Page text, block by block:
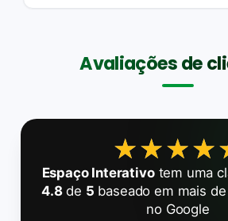
Avaliações de
Espaço Interativotem uma
4.8de 5 baseado em mais de
no Google